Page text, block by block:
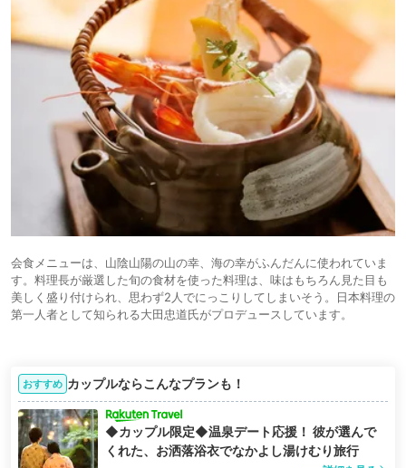
会食メニューは、山陰山陽の山の幸、海の幸がふんだんに使われていま
す。料理長が厳選した旬の食材を使った料理は、味はもちろん見た目も
美しく盛り付けられ、思わず2人でにっこりしてしまいそう。日本料理の
第一人者として知られる大田忠道氏がプロデュースしています。
おすすめ カップルならこんなプランも！
◆カップル限定◆温泉デート応援！ 彼が選んで
くれた、お洒落浴衣でなかよし湯けむり旅行